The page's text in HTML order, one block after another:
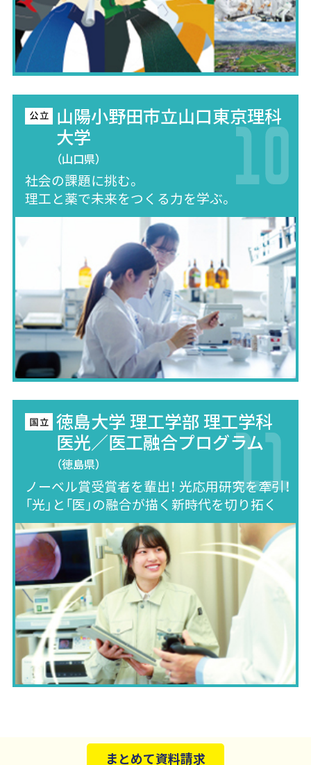
山陽小野田市立山口東京理科
大学
（山口県）
社会の課題に挑む。
理工と薬で未来をつくる力を学ぶ。
徳島大学 理工学部 理工学科
医光／医工融合プログラム
（徳島県）
ノーベル賞受賞者を輩出！ 光応用研究を牽引！
「光」と「医」の融合が描く新時代を切り拓く
まとめて資料請求